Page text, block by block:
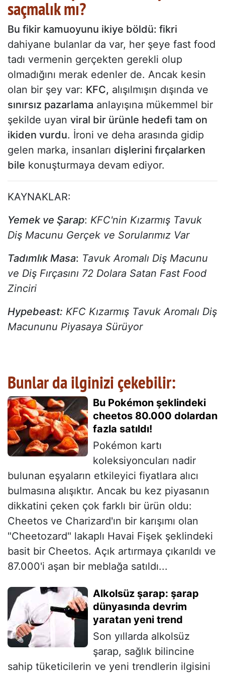
saçmalık mı?
Bu fikir kamuoyunu ikiye böldü: fikri
dahiyane bulanlar da var, her şeye fast food
tadı vermenin gerçekten gerekli olup
olmadığını merak edenler de. Ancak kesin
olan bir şey var: KFC, alışılmışın dışında ve
sınırsız pazarlama anlayışına mükemmel bir
şekilde uyan viral bir ürünle hedefi tam on
ikiden vurdu. İroni ve deha arasında gidip
gelen marka, insanları dişlerini fırçalarken
bile konuşturmaya devam ediyor.
KAYNAKLAR:
Yemek ve Şarap: KFC'nin Kızarmış Tavuk
Diş Macunu Gerçek ve Sorularımız Var
Tadımlık Masa: Tavuk Aromalı Diş Macunu
ve Diş Fırçasını 72 Dolara Satan Fast Food
Zinciri
Hypebeast: KFC Kızarmış Tavuk Aromalı Diş
Macununu Piyasaya Sürüyor
Bunlar da ilginizi çekebilir:
Bu Pokémon şeklindeki
cheetos 80.000 dolardan
fazla satıldı!
Pokémon kartı
koleksiyoncuları nadir
bulunan eşyaların etkileyici fiyatlara alıcı
bulmasına alışıktır. Ancak bu kez piyasanın
dikkatini çeken çok farklı bir ürün oldu:
Cheetos ve Charizard'ın bir karışımı olan
"Cheetozard" lakaplı Havai Fişek şeklindeki
basit bir Cheetos. Açık artırmaya çıkarıldı ve
87.000'i aşan bir meblağa satıldı...
Alkolsüz şarap: şarap
dünyasında devrim
yaratan yeni trend
Son yıllarda alkolsüz
şarap, sağlık bilincine
sahip tüketicilerin ve yeni trendlerin ilgisini